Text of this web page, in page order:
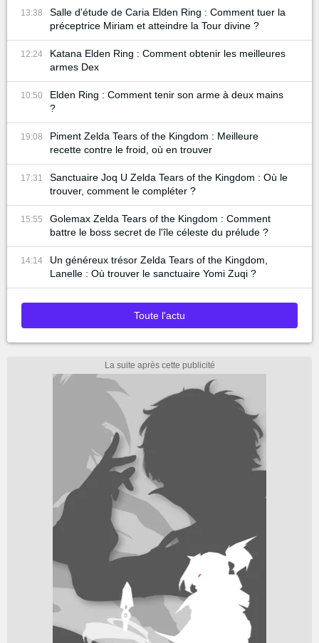
13:38
Salle d'étude de Caria Elden Ring : Comment tuer la
préceptrice Miriam et atteindre la Tour divine ?
12:24
Katana Elden Ring : Comment obtenir les meilleures
armes Dex
10:50
Elden Ring : Comment tenir son arme à deux mains
?
19:08
Piment Zelda Tears of the Kingdom : Meilleure
recette contre le froid, où en trouver
17:31
Sanctuaire Joq U Zelda Tears of the Kingdom : Où le
trouver, comment le compléter ?
15:55
Golemax Zelda Tears of the Kingdom : Comment
battre le boss secret de l'île céleste du prélude ?
14:14
Un généreux trésor Zelda Tears of the Kingdom,
Lanelle : Où trouver le sanctuaire Yomi Zuqi ?
Toute l'actu